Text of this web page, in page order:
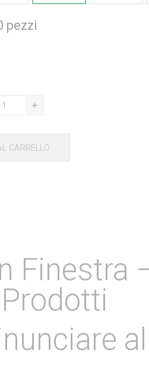
pezzi
CARRELLO
Finestra